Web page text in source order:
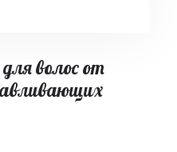
волос от